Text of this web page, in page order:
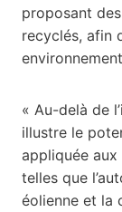
proposant
recyclés, afin
« Au-delà de
illustre le
appliquée
telles que
éolienne et la